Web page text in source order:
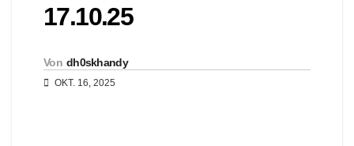
17.10.25
Von dh0skhandy
OKT. 16, 2025